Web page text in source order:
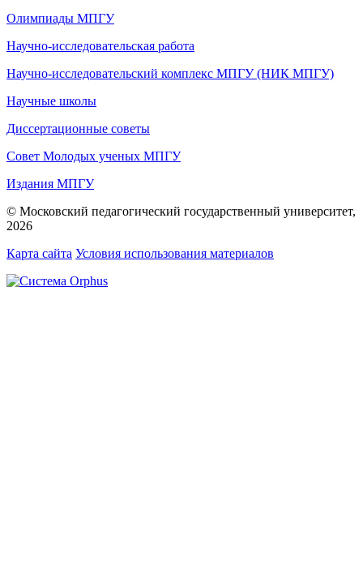
Олимпиады МПГУ
Научно-исследовательская работа
Научно-исследовательский комплекс МПГУ (НИК МПГУ)
Научные школы
Диссертационные советы
Совет Молодых ученых МПГУ
Издания МПГУ
© Московский педагогический государственный университет,
2026
Карта сайта Условия использования материалов